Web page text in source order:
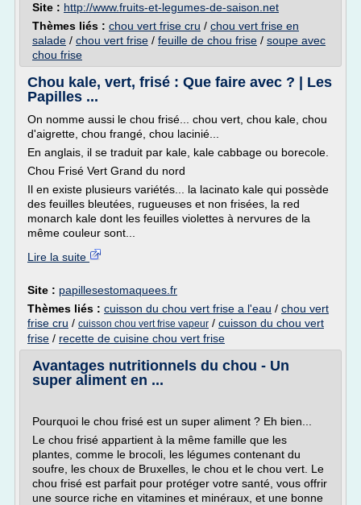
Site : http://www.fruits-et-legumes-de-saison.net
Thèmes liés : chou vert frise cru / chou vert frise en
salade / chou vert frise / feuille de chou frise / soupe avec
chou frise
Chou kale, vert, frisé : Que faire avec ? | Les
Papilles ...
On nomme aussi le chou frisé... chou vert, chou kale, chou
d'aigrette, chou frangé, chou lacinié...
En anglais, il se traduit par kale, kale cabbage ou borecole.
Chou Frisé Vert Grand du nord
Il en existe plusieurs variétés... la lacinato kale qui possède
des feuilles bleutées, rugueuses et non frisées, la red
monarch kale dont les feuilles violettes à nervures de la
même couleur sont...
Lire la suite
Site : papillesestomaquees.fr
Thèmes liés : cuisson du chou vert frise a l'eau / chou vert
frise cru / cuisson chou vert frise vapeur / cuisson du chou vert
frise / recette de cuisine chou vert frise
Avantages nutritionnels du chou - Un
super aliment en ...
Pourquoi le chou frisé est un super aliment ? Eh bien...
Le chou frisé appartient à la même famille que les
plantes, comme le brocoli, les légumes contenant du
soufre, les choux de Bruxelles, le chou et le chou vert. Le
chou frisé est parfait pour protéger votre santé, vous offrir
une source riche en vitamines et minéraux, et une bonne